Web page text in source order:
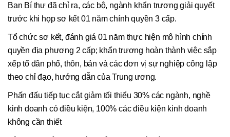
Ban Bí thư đã chỉ ra, các bộ, ngành khẩn trương giải quyết
trước khi họp sơ kết 01 năm chính quyền 3 cấp.
Tổ chức sơ kết, đánh giá 01 năm thực hiện mô hình chính
quyền địa phương 2 cấp; khẩn trương hoàn thành việc sắp
xếp tổ dân phố, thôn, bản và các đơn vị sự nghiệp công lập
theo chỉ đạo, hướng dẫn của Trung ương.
Phấn đấu tiếp tục cắt giảm tối thiểu 30% các ngành, nghề
kinh doanh có điều kiện, 100% các điều kiện kinh doanh
không cần thiết